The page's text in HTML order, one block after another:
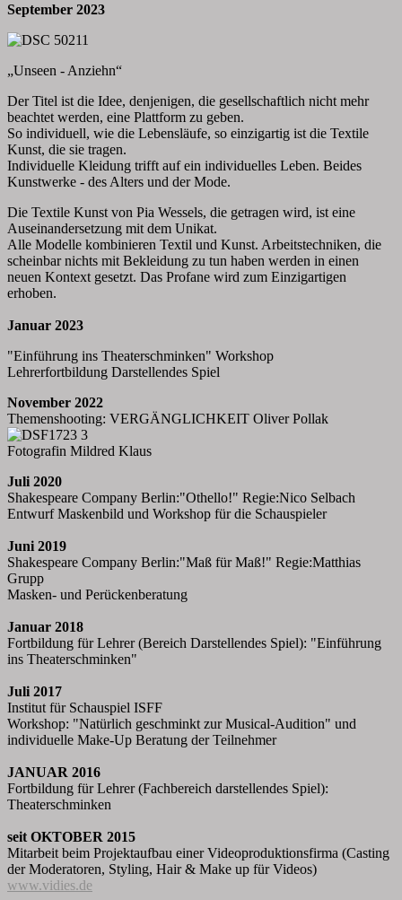
September 2023
„Unseen - Anziehn“
Der Titel ist die Idee, denjenigen, die gesellschaftlich nicht mehr
beachtet werden, eine Plattform zu geben.
So individuell, wie die Lebensläufe, so einzigartig ist die Textile
Kunst, die sie tragen.
Individuelle Kleidung trifft auf ein individuelles Leben. Beides
Kunstwerke - des Alters und der Mode.
Die Textile Kunst von Pia Wessels, die getragen wird, ist eine
Auseinandersetzung mit dem Unikat.
Alle Modelle kombinieren Textil und Kunst. Arbeitstechniken, die
scheinbar nichts mit Bekleidung zu tun haben werden in einen
neuen Kontext gesetzt. Das Profane wird zum Einzigartigen
erhoben.
Januar 2023
"Einführung ins Theaterschminken" Workshop
Lehrerfortbildung Darstellendes Spiel
November 2022
Themenshooting: VERGÄNGLICHKEIT Oliver Pollak
Fotografin Mildred Klaus
Juli 2020
Shakespeare Company Berlin:"Othello!" Regie:Nico Selbach
Entwurf Maskenbild und Workshop für die Schauspieler
Juni 2019
Shakespeare Company Berlin:"Maß für Maß!" Regie:Matthias
Grupp
Masken- und Perückenberatung
Januar 2018
Fortbildung für Lehrer (Bereich Darstellendes Spiel): "Einführung
ins Theaterschminken"
Juli 2017
Institut für Schauspiel ISFF
Workshop: "Natürlich geschminkt zur Musical-Audition" und
individuelle Make-Up Beratung der Teilnehmer
JANUAR 2016
Fortbildung für Lehrer (Fachbereich darstellendes Spiel):
Theaterschminken
seit OKTOBER 2015
Mitarbeit beim Projektaufbau einer Videoproduktionsfirma (Casting
der Moderatoren, Styling, Hair & Make up für Videos)
www.vidies.de